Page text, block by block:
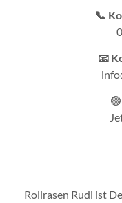
📞
📧
🟢
Rollrasen Rudi ist